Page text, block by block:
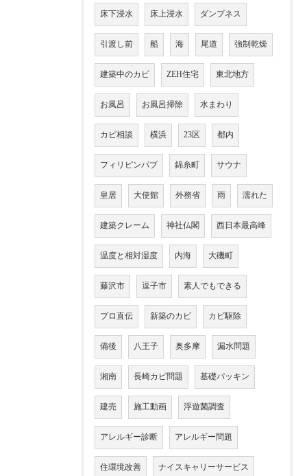
床下浸水 床上浸水 ダンプネス
引渡し前 船 海 尾道 強制乾燥
建築中のカビ ZEH住宅 東北地方
お風呂 お風呂掃除 水まわり
カビ相談 横浜 23区 都内
フィリピンパブ 錦糸町 サウナ
皇居 大使館 外務省 雨 濡れた
建築クレーム 神社仏閣 西日本最高峰
温度と相対湿度 内海 大磯町
藤沢市 逗子市 素人でもできる
プロ直伝 新築のカビ カビ駆除
備後 八王子 奥多摩 漏水問題
湘南 長崎カビ問題 基礎パッキン
建売 施工動画 浮遊菌調査
アレルギー診断 アレルギー問題
住環境改善 ナイスキャリーサービス